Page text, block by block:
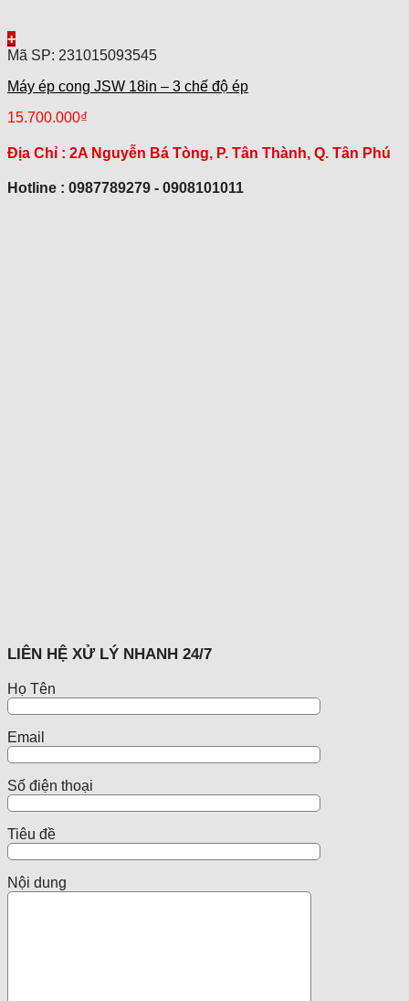
+
Mã SP: 231015093545
Máy ép cong JSW 18in – 3 chế độ ép
15.700.000₫
Địa Chỉ : 2A Nguyễn Bá Tòng, P. Tân Thành, Q. Tân Phú
Hotline : 0987789279 - 0908101011
LIÊN HỆ XỬ LÝ NHANH 24/7
Họ Tên
Email
Số điện thoại
Tiêu đề
Nội dung